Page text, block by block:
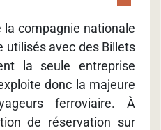
la compagnie nationale
utilisés avec des Billets
la seule entreprise
donc la majeure
ferroviaire. À
de réservation sur